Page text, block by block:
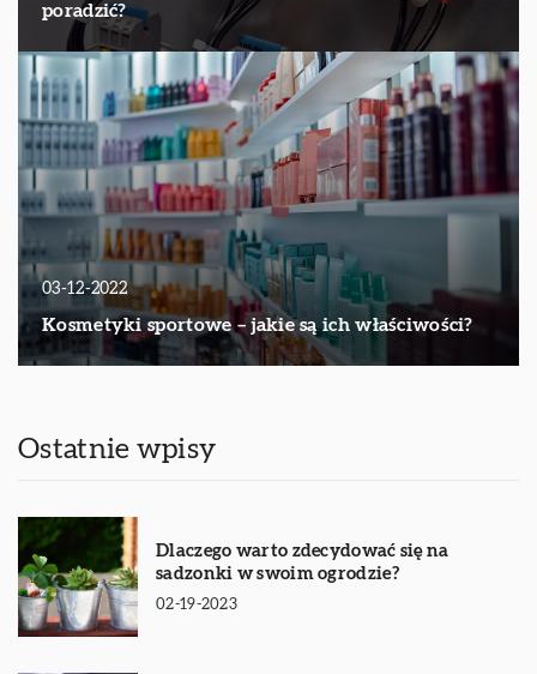
poradzić?
03-12-2022
Kosmetyki sportowe – jakie są ich właściwości?
Ostatnie wpisy
Dlaczego warto zdecydować się na
sadzonki w swoim ogrodzie?
02-19-2023